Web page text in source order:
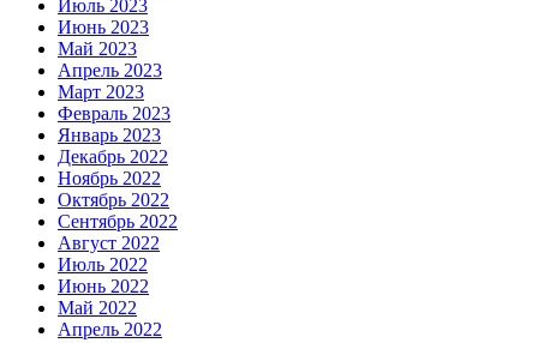
Июль 2023
Июнь 2023
Май 2023
Апрель 2023
Март 2023
Февраль 2023
Январь 2023
Декабрь 2022
Ноябрь 2022
Октябрь 2022
Сентябрь 2022
Август 2022
Июль 2022
Июнь 2022
Май 2022
Апрель 2022